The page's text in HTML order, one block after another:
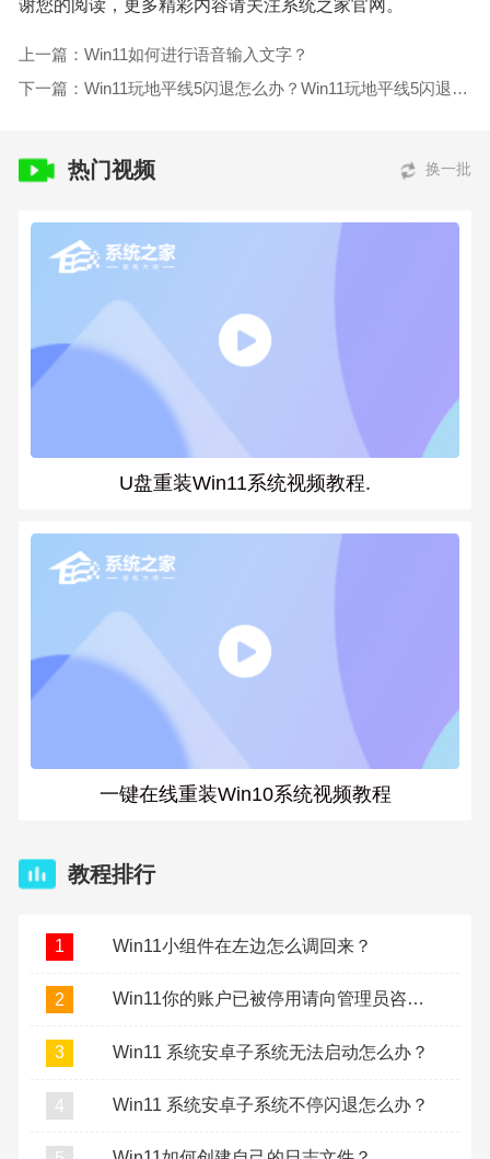
谢您的阅读，更多精彩内容请关注系统之家官网。
上一篇：Win11如何进行语音输入文字？
下一篇：Win11玩地平线5闪退怎么办？Win11玩地平线5闪退的解决方法
热门视频 换一批
U盘重装Win11系统视频教程.
一键在线重装Win10系统视频教程
教程排行
1 Win11小组件在左边怎么调回来？
2 Win11你的账户已被停用请向管理员咨询怎么办？
3 Win11 系统安卓子系统无法启动怎么办？
4 Win11 系统安卓子系统不停闪退怎么办？